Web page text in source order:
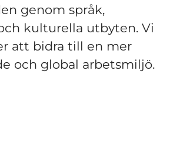
genom språk,
kulturella utbyten. Vi
att bidra till en mer
och global arbetsmiljö.